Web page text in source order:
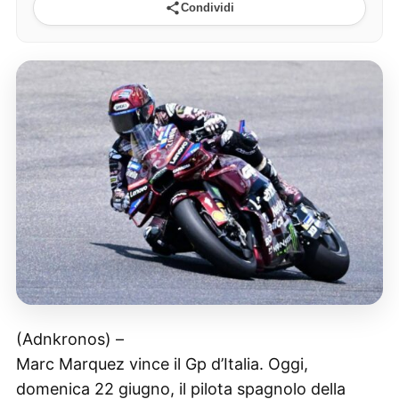
Condividi
(Adnkronos) –
Marc Marquez vince il Gp d’Italia. Oggi,
domenica 22 giugno, il pilota spagnolo della